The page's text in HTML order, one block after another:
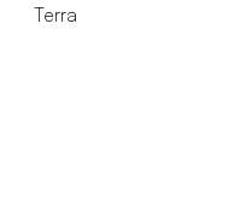
Terra